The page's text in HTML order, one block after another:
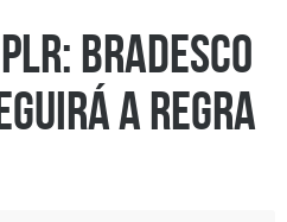
Bradesco
a regra